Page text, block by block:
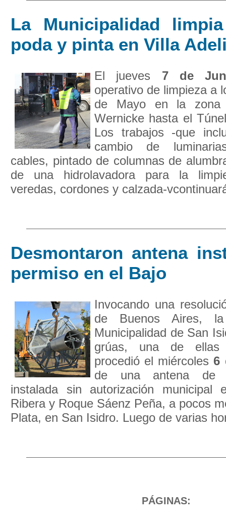
La Municipalidad
poda y pinta en Villa
El jueves 7 de
operativo de limpieza a
de Mayo en la zona
Wernicke hasta el
Los trabajos -que
cambio de
cables, pintado de columnas de
de una hidrolavadora para la
veredas, cordones y calzada-
Desmontaron antena
permiso en el Bajo
Invocando una
de Buenos Aires,
Municipalidad de San
grúas, una de
procedió el miércoles 6
de una antena de
instalada sin autorización municipal
Ribera y Roque Sáenz Peña, a pocos
Plata, en San Isidro. Luego de varias
PÁGINAS: